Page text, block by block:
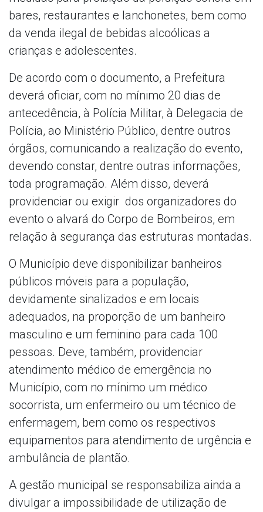
bares, restaurantes e lanchonetes, bem como
da venda ilegal de bebidas alcoólicas a
crianças e adolescentes.
De acordo com o documento, a Prefeitura
deverá oficiar, com no mínimo 20 dias de
antecedência, à Polícia Militar, à Delegacia de
Polícia, ao Ministério Público, dentre outros
órgãos, comunicando a realização do evento,
devendo constar, dentre outras informações,
toda programação. Além disso, deverá
providenciar ou exigir dos organizadores do
evento o alvará do Corpo de Bombeiros, em
relação à segurança das estruturas montadas.
O Município deve disponibilizar banheiros
públicos móveis para a população,
devidamente sinalizados e em locais
adequados, na proporção de um banheiro
masculino e um feminino para cada 100
pessoas. Deve, também, providenciar
atendimento médico de emergência no
Município, com no mínimo um médico
socorrista, um enfermeiro ou um técnico de
enfermagem, bem como os respectivos
equipamentos para atendimento de urgência e
ambulância de plantão.
A gestão municipal se responsabiliza ainda a
divulgar a impossibilidade de utilização de